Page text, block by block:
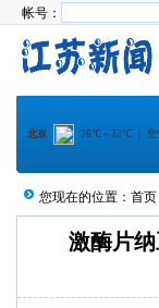
帐号：
您现在的位置： 首页
激酶片